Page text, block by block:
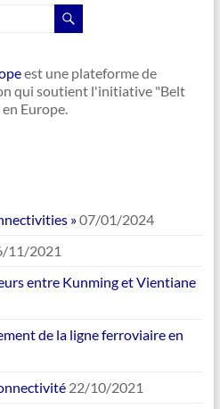
est une plateforme de
qui soutient l'initiative "Belt
Europe.
»07/01/2024
11/2021
entre Kunming et Vientiane
de la ligne ferroviaire en
22/10/2021